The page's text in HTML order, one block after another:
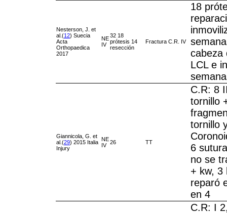
Nesterson, J. et
al.(12) Suecia
Acta
Orthopaedica
2017
NE
IV
32 18
prótesis 14
resección
Fractura C.R. IV
18
cabeza
LCL e
Giannicola, G. et
al.(29) 2015 Italia
Injury
NE
IV 26 TT
C.R: 8
tornillo
tornillo
6
no se
+ kw, 3
reparó
en 4
C.R: I